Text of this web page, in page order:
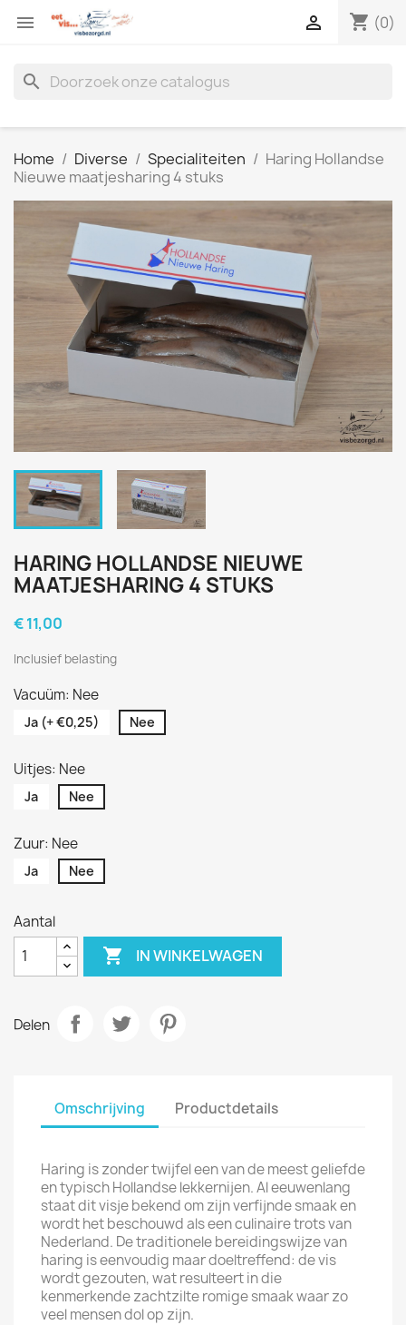
 shopping_cart (0)

search
Home Diverse Specialiteiten
Haring Hollandse
Nieuwe maatjesharing 4 stuks
HARING HOLLANDSE NIEUWE
MAATJESHARING 4 STUKS
€ 11,00
Inclusief belasting
Vacuüm: Nee
Ja (+ €0,25) Nee
Uitjes: Nee
Ja Nee
Zuur: Nee
Ja Nee
Aantal
 IN WINKELWAGEN
Delen
Omschrijving Productdetails
Haring is zonder twijfel een van de meest geliefde
en typisch Hollandse lekkernijen. Al eeuwenlang
staat dit visje bekend om zijn verfijnde smaak en
wordt het beschouwd als een culinaire trots van
Nederland. De traditionele bereidingswijze van
haring is eenvoudig maar doeltreffend: de vis
wordt gezouten, wat resulteert in die
kenmerkende zachtzilte romige smaak waar zo
veel mensen dol op zijn.